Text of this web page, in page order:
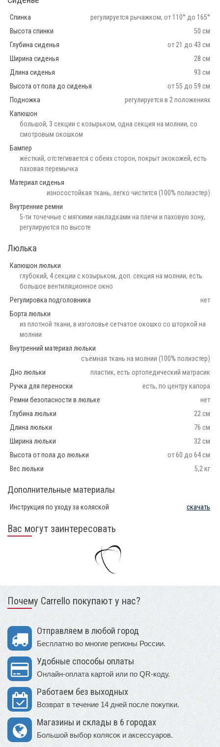
Спинка
регулируется рычажком, от 110° до 165°
Высота спинки
50 см
Глубина сиденья
от 21 до 43 см
Ширина сиденья
28 см
Длина сиденья
93 см
Высота от пола до сиденья
от 55 до 59 см
Подножка
регулируется в 2 положениях
Капюшон
большой, 3 секции с козырьком, одна секция на молнии, со
смотровым окошком
Бампер
жёсткий, отстегивается с обеих сторон, покрыт экокожей, есть
паховая перемычка
Материал сиденья
износостойкая ткань, легко чистится (100% полиэстер)
Внутренние ремни
5-ти точечные с мягкими накладками на плечи и паховую зону,
регулируются по высоте
Люлька
Капюшон люльки
глубокий, 4 секции с козырьком, доп. секция на молнии, есть
большое вентиляционное окно
Регулировка подголовника
нет
Борта люльки
из плотной ткани, в изголовье сетчатое окошко со шторкой на
молнии
Внутренний материал люльки
съёмная ткань на молнии (100% полиэстер)
Дно люльки
пластик, есть ортопедический матрасик
Ручка для переноски
есть, по центру капора
Ремни безопасности в люльке
нет
Глубина люльки
22 см
Длина люльки
76 см
Ширина люльки
32 см
Высота от пола до люльки
от 60 до 64 см
Вес люльки
5,2 кг
Дополнительные материалы
Инструкция по уходу за коляской скачать
Вас могут заинтересовать
Почему Carrello покупают у нас?
Отправляем в любой город
Бесплатно во многие регионы России.
Удобные способы оплаты
Онлайн-оплата картой или по QR-коду.
Работаем без выходных
Возврат в течение 14 дней после покупки.
Магазины и склады в 6 городах
Большой выбор колясок и аксессуаров.